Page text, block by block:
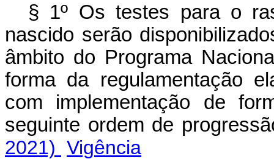
§ 1º Os testes para o
nascido serão
âmbito do Programa
forma da regulamentação
com implementação de
seguinte ordem de
2021) Vigência